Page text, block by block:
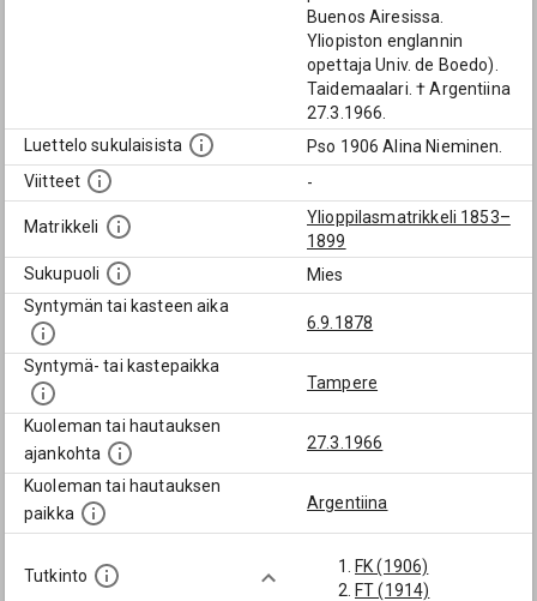
Buenos Airesissa.
Yliopiston englannin
opettaja Univ. de Boedo).
Taidemaalari. † Argentiina
27.3.1966.
Luettelo sukulaisista
Pso 1906 Alina Nieminen.
Viitteet
-
Matrikkeli
Ylioppilasmatrikkeli 1853–
1899
Sukupuoli
Mies
Syntymän tai kasteen aika
6.9.1878
Syntymä- tai kastepaikka
Tampere
Kuoleman tai hautauksen
ajankohta
27.3.1966
Kuoleman tai hautauksen
paikka
Argentiina
Tutkinto
FK (1906)
FT (1914)